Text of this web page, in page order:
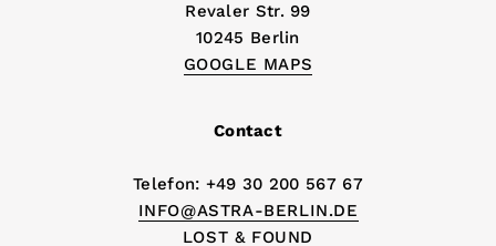
Revaler Str. 99
10245 Berlin
GOOGLE MAPS
Contact
Telefon: +49 30 200 567 67
INFO@ASTRA-BERLIN.DE
LOST & FOUND